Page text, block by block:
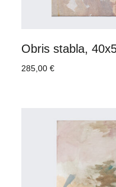
Obris stabla,
285,00 €